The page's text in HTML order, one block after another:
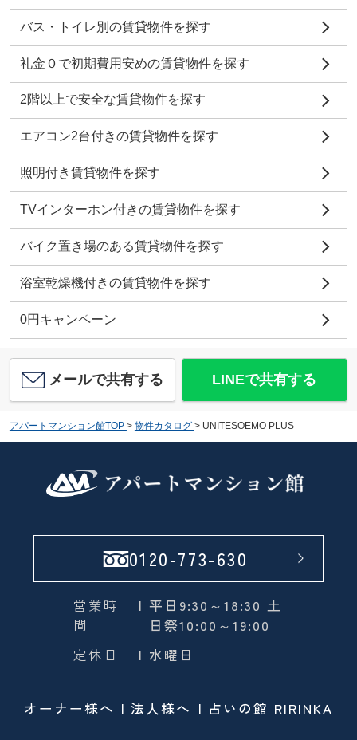
バス・トイレ別の賃貸物件を探す
礼金０で初期費用安めの賃貸物件を探す
2階以上で安全な賃貸物件を探す
エアコン2台付きの賃貸物件を探す
照明付き賃貸物件を探す
TVインターホン付きの賃貸物件を探す
バイク置き場のある賃貸物件を探す
浴室乾燥機付きの賃貸物件を探す
0円キャンペーン
メールで共有する LINEで共有する
アパートマンション館TOP > 物件カタログ > UNITESOEMO PLUS
0120-773-630
営業時
間
| 平日9:30～18:30 土
日祭10:00～19:00
定休日
| 水曜日
オーナー様へ 法人様へ 占いの館 RIRINKA